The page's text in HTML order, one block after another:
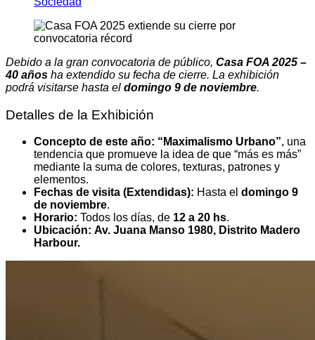
Debido a la gran convocatoria de público, Casa FOA 2025 –
40 años ha extendido su fecha de cierre. La exhibición
podrá visitarse hasta el domingo 9 de noviembre.
Detalles de la Exhibición
Concepto de este año: “Maximalismo Urbano”, una
tendencia que promueve la idea de que “más es más”
mediante la suma de colores, texturas, patrones y
elementos.
Fechas de visita (Extendidas): Hasta el domingo 9
de noviembre.
Horario: Todos los días, de 12 a 20 hs.
Ubicación: Av. Juana Manso 1980, Distrito Madero
Harbour.